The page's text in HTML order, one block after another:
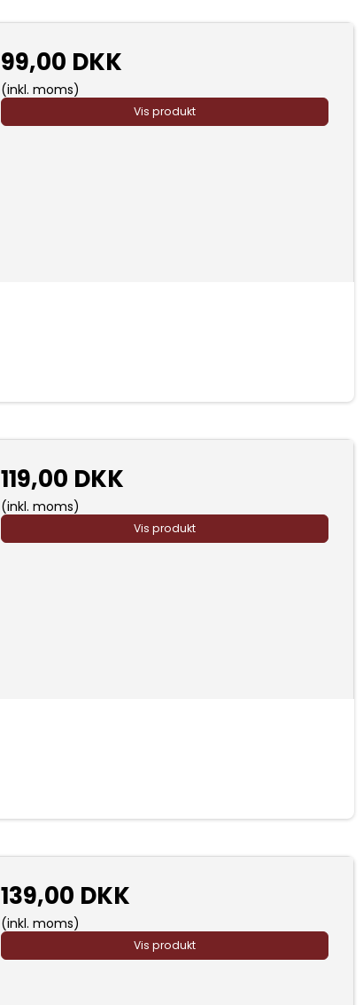
99,00 DKK
(inkl. moms)
Vis produkt
119,00 DKK
(inkl. moms)
Vis produkt
139,00 DKK
(inkl. moms)
Vis produkt